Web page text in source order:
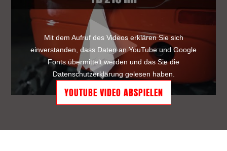
Mit dem Aufruf des Videos erklären Sie sich
einverstanden, dass Daten an YouTube und Google
Fonts übermittelt werden und das Sie die
Datenschutzerklärunggelesen haben.